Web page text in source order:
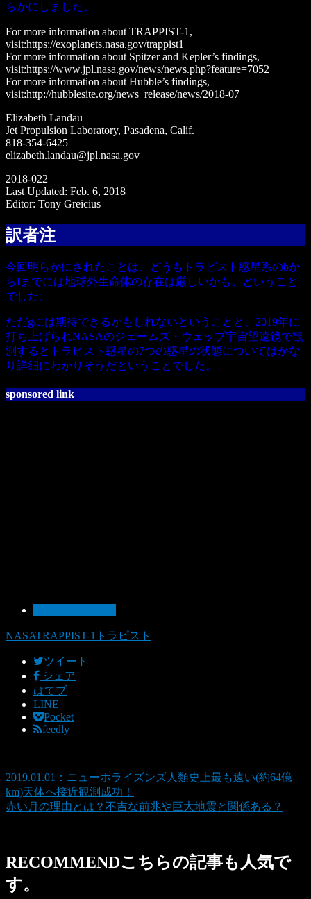
らかにしました。
For more information about TRAPPIST-1,
visit:https://exoplanets.nasa.gov/trappist1
For more information about Spitzer and Kepler’s findings,
visit:https://www.jpl.nasa.gov/news/news.php?feature=7052
For more information about Hubble’s findings,
visit:http://hubblesite.org/news_release/news/2018-07
Elizabeth Landau
Jet Propulsion Laboratory, Pasadena, Calif.
818-354-6425
elizabeth.landau@jpl.nasa.gov
2018-022
Last Updated: Feb. 6, 2018
Editor: Tony Greicius
訳者注
今回明らかにされたことは、どうもトラピスト惑星系のbか
らfまでには地球外生命体の存在は厳しいかも。ということ
でした。
ただgには期待できるかもしれないということと、2019年に
打ち上げられNASAのジェームズ・ウェッブ宇宙望遠鏡で観
測するとトラピスト惑星の7つの惑星の状態についてはかな
り詳細にわかりそうだということでした。
sponsored link
NASATRAPPIST-1 トラピスト
ツイート
シェア
はてブ
LINE
Pocket
feedly
2019.01.01：ニューホライズンズ人類史上最も遠い(約64億
km)天体へ接近観測成功！
赤い月の理由とは？不吉な前兆や巨大地震と関係ある？
RECOMMENDこちらの記事も人気で
す。